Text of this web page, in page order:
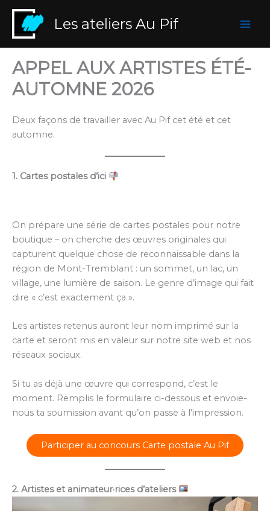
Aller
contenu
Les ateliers Au Pif
APPEL AUX ARTISTES ÉTÉ-
AUTOMNE 2026
Deux façons de travailler avec Au Pif cet été et cet
automne.
1. Cartes postales d’ici
On prépare une série de cartes postales pour notre
boutique – on cherche des œuvres originales qui
capturent quelque chose de reconnaissable dans la
région de Mont-Tremblant : un sommet, un lac, un
village, une lumière de saison. Le genre d’image qui fait
dire « c’est exactement ça ».
Les artistes retenus auront leur nom imprimé sur la
carte et seront mis en valeur sur notre site web et nos
réseaux sociaux.
Si tu as déjà une œuvre qui correspond, c’est le
moment. Remplis le formulaire ci-dessous et envoie-
nous ta soumission avant qu’on passe à l’impression.
Participer au concours Carte postale Au Pif
2. Artistes et animateur·rices d’ateliers